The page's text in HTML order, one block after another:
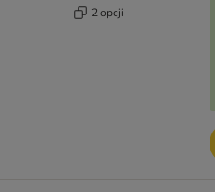
2 opcji